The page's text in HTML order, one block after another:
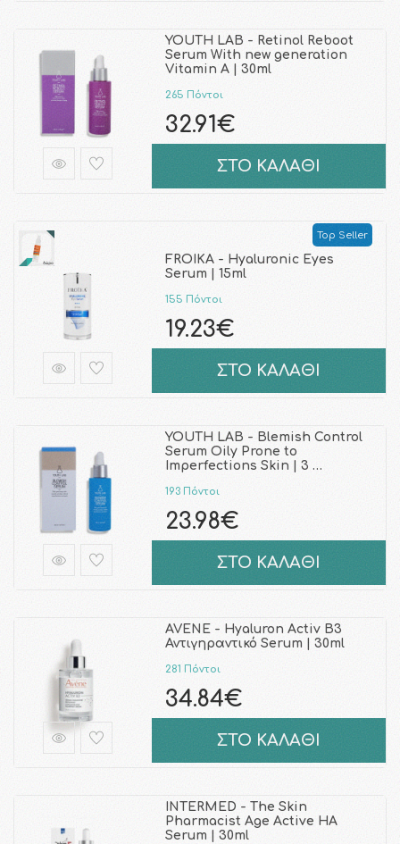
YOUTH LAB - Retinol Reboot
Serum With new generation
Vitamin A | 30ml
265 Πόντοι
32.91€
ΣΤΟ ΚΑΛΑΘΙ
Top Seller
FROIKA - Hyaluronic Eyes
Serum | 15ml
155 Πόντοι
19.23€
ΣΤΟ ΚΑΛΑΘΙ
YOUTH LAB - Blemish Control
Serum Oily Prone to
Imperfections Skin | 3 …
193 Πόντοι
23.98€
ΣΤΟ ΚΑΛΑΘΙ
AVENE - Hyaluron Activ B3
Αντιγηραντικό Serum | 30ml
281 Πόντοι
34.84€
ΣΤΟ ΚΑΛΑΘΙ
INTERMED - The Skin
Pharmacist Age Active HA
Serum | 30ml